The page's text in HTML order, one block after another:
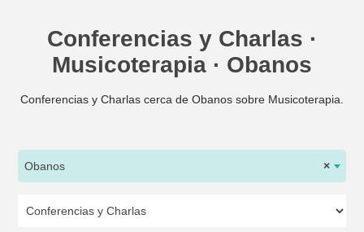
Conferencias y Charlas ·
Musicoterapia · Obanos
Conferencias y Charlas cerca de Obanos sobre Musicoterapia.
×
Obanos